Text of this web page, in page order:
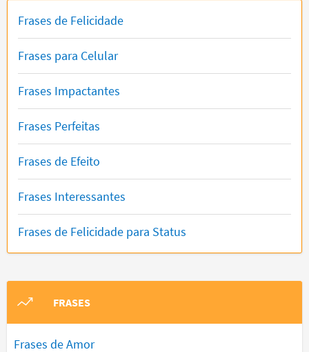
Frases de Felicidade
Frases para Celular
Frases Impactantes
Frases Perfeitas
Frases de Efeito
Frases Interessantes
Frases de Felicidade para Status
FRASES
Frases de Amor